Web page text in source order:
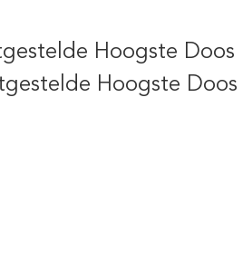
Hoogste Doos
Hoogste Doos